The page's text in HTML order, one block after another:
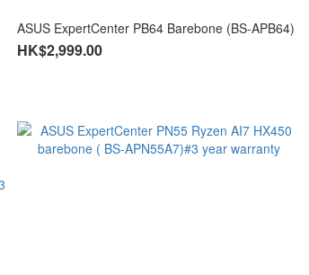
ASUS ExpertCenter PB64 Barebone (BS-APB64)
HK$2,999.00